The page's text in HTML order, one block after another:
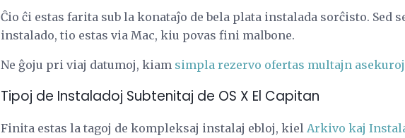
Ĉio ĉi estas farita sub la konataĵo de bela plata instalada sorĉisto. Sed
instalado, tio estas via Mac, kiu povas fini malbone.
Ne ĝoju pri viaj datumoj, kiam simpla rezervo ofertas multajn
Tipoj de Instaladoj Subtenitaj de OS X El Capitan
Finita estas la tagoj de kompleksaj instalaj ebloj, kiel Arkivo kaj